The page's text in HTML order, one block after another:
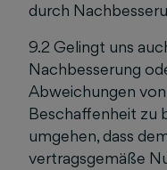
durch
9.2 Gelingt uns
Nachbesserung
Abweichungen
Beschaffenheit zu
umgehen, dass
vertragsgemäße